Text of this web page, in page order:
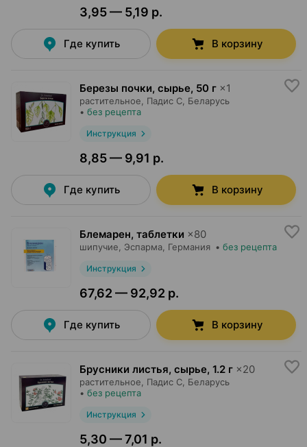
3,95 — 5,19 р.
Где купить В корзину
Березы почки, сырье, 50 г ×1
растительное, Падис С , Беларусь
• без рецепта
Инструкция
8,85 — 9,91 р.
Где купить В корзину
Блемарен, таблетки ×80
шипучие, Эспарма , Германия • без рецепта
Инструкция
67,62 — 92,92 р.
Где купить В корзину
Брусники листья, сырье, 1.2 г ×20
растительное, Падис С , Беларусь
• без рецепта
Инструкция
5,30 — 7,01 р.